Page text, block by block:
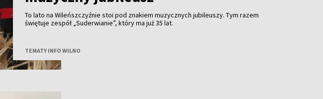
To lato na Wileńszczyźnie stoi pod znakiem muzycznych jubileuszy. Tym razem
świętuje zespół „Suderwianie”, który ma już 35 lat.
TEMATY INFO WILNO